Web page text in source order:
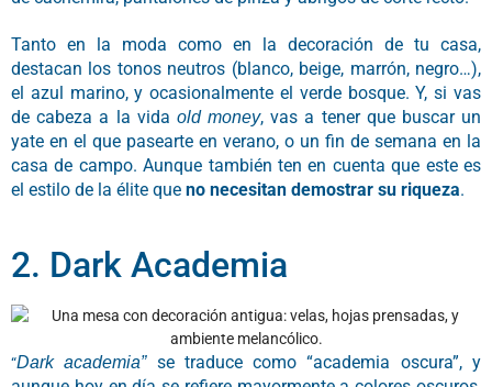
Tanto en la moda como en la decoración de tu casa,
destacan los tonos neutros (blanco, beige, marrón, negro…),
el azul marino, y ocasionalmente el verde bosque. Y, si vas
de cabeza a la vida old money, vas a tener que buscar un
yate en el que pasearte en verano, o un fin de semana en la
casa de campo. Aunque también ten en cuenta que este es
el estilo de la élite que no necesitan demostrar su riqueza.
2. Dark Academia
“Dark academia”se traduce como “academia oscura”, y